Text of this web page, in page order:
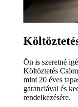
Ön is szeretné
Költöztetés
mint 20 éves
garanciával és
rendelkezésére.